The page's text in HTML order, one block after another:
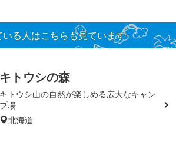
る人はこちらも見ています
キトウシの森
キトウシ山の自然が楽しめる広大なキャン
プ場
北海道